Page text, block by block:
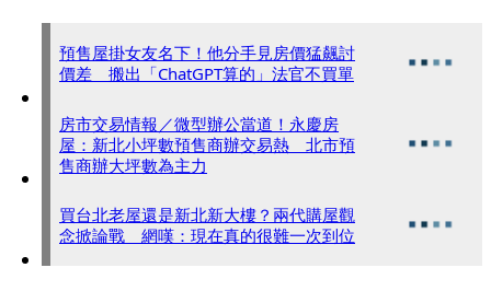
預售屋掛女友名下！他分手見房價猛飆討
價差 搬出「ChatGPT算的」法官不買單
房市交易情報／微型辦公當道！永慶房
屋：新北小坪數預售商辦交易熱 北市預
售商辦大坪數為主力
買台北老屋還是新北新大樓？兩代購屋觀
念掀論戰 網嘆：現在真的很難一次到位